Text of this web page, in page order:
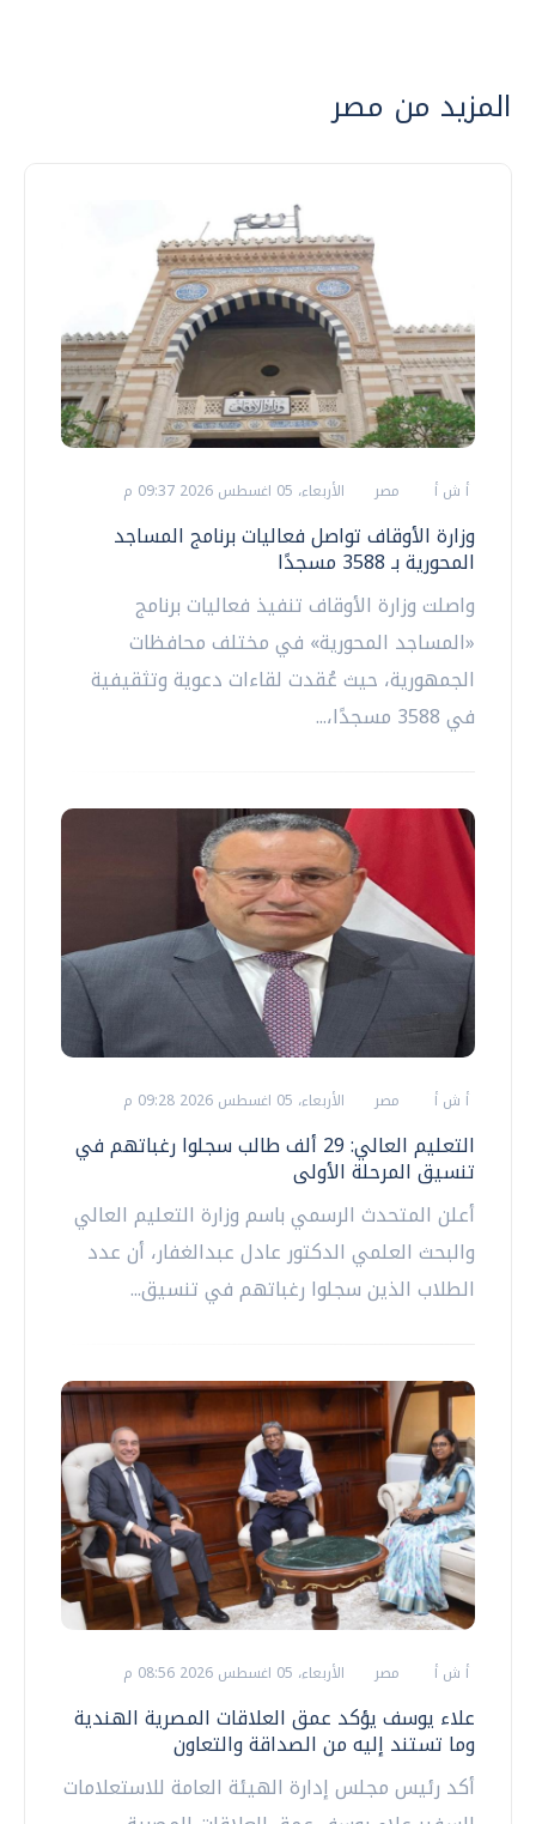
المزيد من مصر
أ ش أ مصر الأربعاء، 05 اغسطس 2026 09:37 م
وزارة الأوقاف تواصل فعاليات برنامج المساجد
المحورية بـ 3588 مسجدًا
واصلت وزارة الأوقاف تنفيذ فعاليات برنامج
«المساجد المحورية» في مختلف محافظات
الجمهورية، حيث عُقدت لقاءات دعوية وتثقيفية
في 3588 مسجدًا،...
أ ش أ مصر الأربعاء، 05 اغسطس 2026 09:28 م
التعليم العالي: 29 ألف طالب سجلوا رغباتهم في
تنسيق المرحلة الأولى
أعلن المتحدث الرسمي باسم وزارة التعليم العالي
والبحث العلمي الدكتور عادل عبدالغفار، أن عدد
الطلاب الذين سجلوا رغباتهم في تنسيق...
أ ش أ مصر الأربعاء، 05 اغسطس 2026 08:56 م
علاء يوسف يؤكد عمق العلاقات المصرية الهندية
وما تستند إليه من الصداقة والتعاون
أكد رئيس مجلس إدارة الهيئة العامة للاستعلامات